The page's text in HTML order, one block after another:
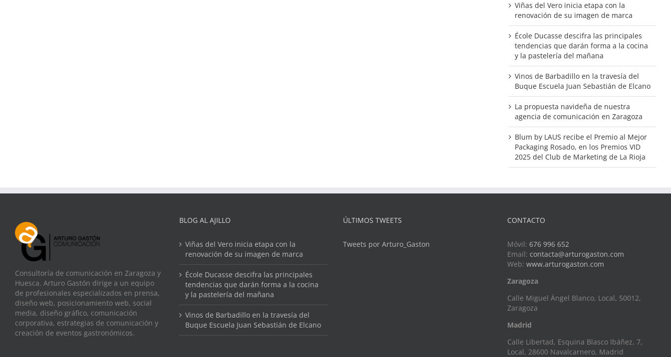
Viñas del Vero inicia etapa con la
renovación de su imagen de marca
École Ducasse descifra las principales
tendencias que darán forma a la cocina
y la pastelería del mañana
Vinos de Barbadillo en la travesía del
Buque Escuela Juan Sebastián de Elcano
La propuesta navideña de nuestra
agencia de comunicación en Zaragoza
Blum by LAUS recibe el Premio al Mejor
Packaging Rosado, en los Premios VID
2025 del Club de Marketing de La Rioja
Consultoría de comunicación en Zaragoza y
Huesca. Arturo Gastón dirige a un equipo
de profesionales especializados en prensa,
diseño web, posicionamiento web, social
media, diseño gráfico, comunicación
corporativa, estrategias de comunicación y
creación de eventos gastronómicos.
BLOG AL AJILLO
Viñas del Vero inicia etapa con la
renovación de su imagen de marca
École Ducasse descifra las principales
tendencias que darán forma a la cocina
y la pastelería del mañana
Vinos de Barbadillo en la travesía del
Buque Escuela Juan Sebastián de Elcano
ÚLTIMOS TWEETS
Tweets por Arturo_Gaston
CONTACTO
Móvil: 676 996 652
Email: contacta@arturogaston.com
Web: www.arturogaston.com
Zaragoza
Calle Miguel Ángel Blanco, Local, 50012,
Zaragoza
Madrid
Calle Libertad, Esquina Blasco Ibáñez, 7,
Local, 28600 Navalcarnero, Madrid